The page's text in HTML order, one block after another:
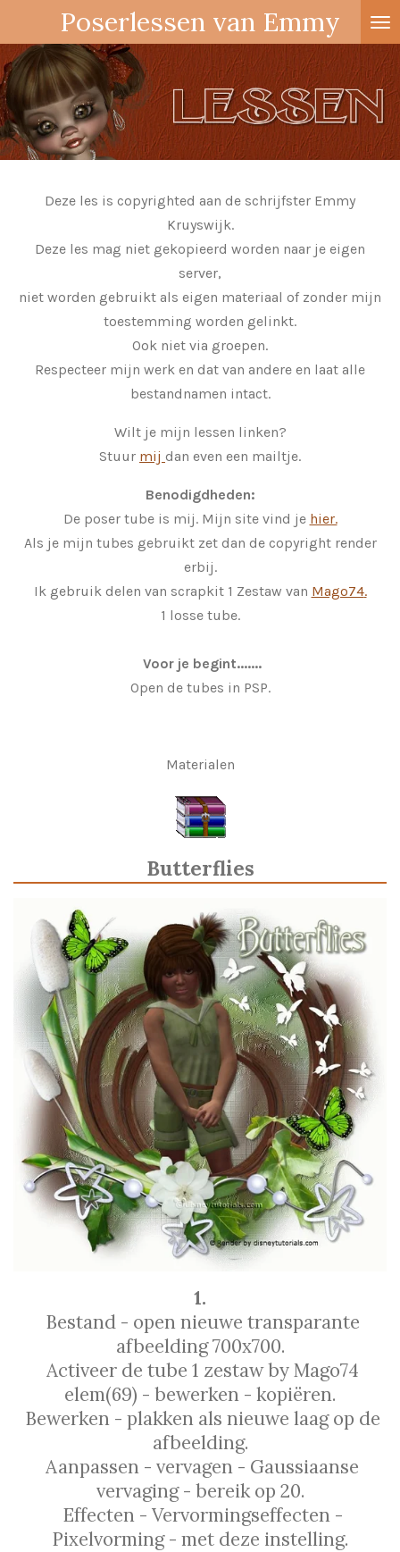
direct
naar
de
hoofdinhoud
Poserlessen van Emmy
Deze les is copyrighted aan de schrijfster Emmy
Kruyswijk.
Deze les mag niet gekopieerd worden naar je eigen
server,
niet worden gebruikt als eigen materiaal of zonder mijn
toestemming worden gelinkt.
Ook niet via groepen.
Respecteer mijn werk en dat van andere en laat alle
bestandnamen intact.
Wilt je mijn lessen linken?
Stuur mij dan even een mailtje.
Benodigdheden:
De poser tube is mij. Mijn site vind je hier.
Als je mijn tubes gebruikt zet dan de copyright render
erbij.
Ik gebruik delen van scrapkit 1 Zestaw van Mago74.
1 losse tube.
Voor je begint.......
Open de tubes in PSP.
Materialen
Butterflies
1.
Bestand - open nieuwe transparante
afbeelding 700x700.
Activeer de tube 1 zestaw by Mago74
elem(69) - bewerken - kopiëren.
Bewerken - plakken als nieuwe laag op de
afbeelding.
Aanpassen - vervagen - Gaussiaanse
vervaging - bereik op 20.
Effecten - Vervormingseffecten -
Pixelvorming - met deze instelling.